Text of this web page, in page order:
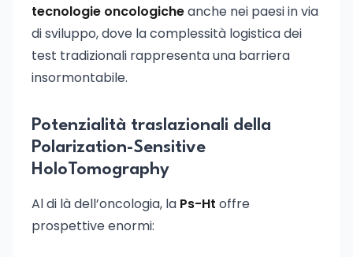
tecnologie oncologicheanche nei paesi in via
di sviluppo, dove la complessità logistica dei
test tradizionali rappresenta una barriera
insormontabile.
Potenzialità traslazionali della
Polarization-Sensitive
HoloTomography
Al di là dell’oncologia, la Ps-Ht offre
prospettive enormi: